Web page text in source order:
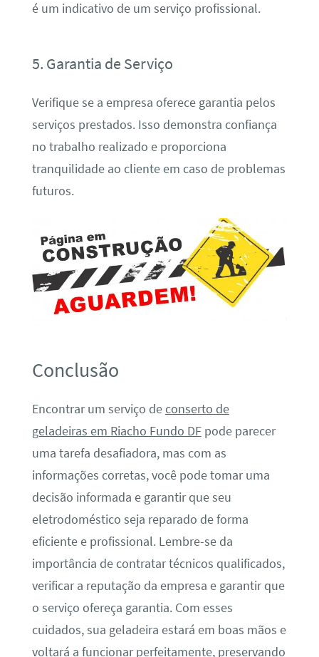
é um indicativo de um serviço profissional.
5. Garantia de Serviço
Verifique se a empresa oferece garantia pelos
serviços prestados. Isso demonstra confiança
no trabalho realizado e proporciona
tranquilidade ao cliente em caso de problemas
futuros.
Conclusão
Encontrar um serviço deconserto de
geladeiras em Riacho Fundo DFpode parecer
uma tarefa desafiadora, mas com as
informações corretas, você pode tomar uma
decisão informada e garantir que seu
eletrodoméstico seja reparado de forma
eficiente e profissional. Lembre-se da
importância de contratar técnicos qualificados,
verificar a reputação da empresa e garantir que
o serviço ofereça garantia. Com esses
cuidados, sua geladeira estará em boas mãos e
voltará a funcionar perfeitamente, preservando